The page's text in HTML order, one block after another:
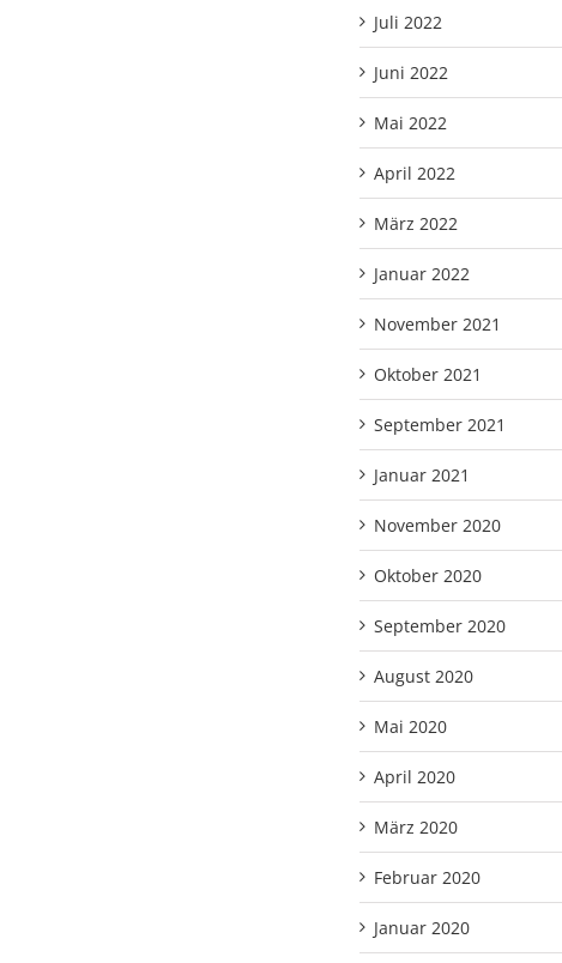
Juli 2022
Juni 2022
Mai 2022
April 2022
März 2022
Januar 2022
November 2021
Oktober 2021
September 2021
Januar 2021
November 2020
Oktober 2020
September 2020
August 2020
Mai 2020
April 2020
März 2020
Februar 2020
Januar 2020